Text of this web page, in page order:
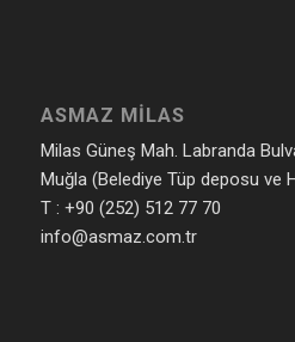
ASMAZ MILAS
Milas Güneş Mah. Labranda
Muğla (Belediye Tüp deposu ve
T : +90 (252) 512 77 70
info@asmaz.com.tr